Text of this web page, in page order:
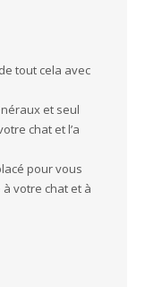
tout cela avec
et seul
chat et l’a
pour vous
votre chat et à